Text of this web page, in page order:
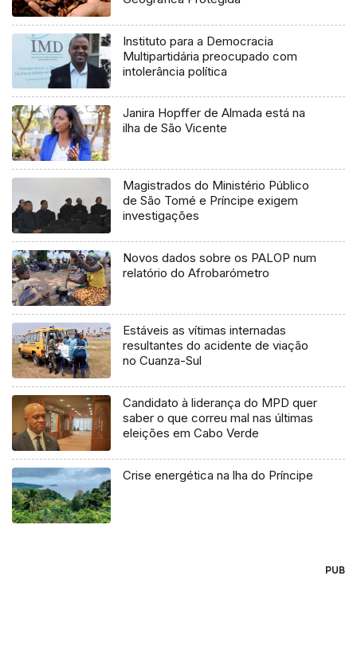
Instituto para a Democracia
Multipartidária preocupado com
intolerância política
Janira Hopffer de Almada está na
ilha de São Vicente
Magistrados do Ministério Público
de São Tomé e Príncipe exigem
investigações
Novos dados sobre os PALOP num
relatório do Afrobarómetro
Estáveis as vítimas internadas
resultantes do acidente de viação
no Cuanza-Sul
Candidato à liderança do MPD quer
saber o que correu mal nas últimas
eleições em Cabo Verde
Crise energética na lha do Príncipe
PUB